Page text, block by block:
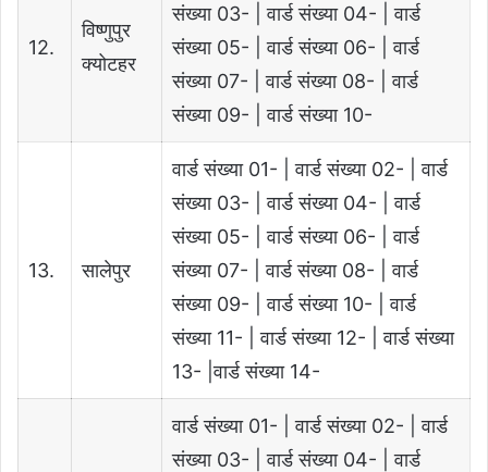
12.
विष्‍णुपुर
क्योटहर
संख्या 03- | वार्ड संख्या 04- | वार्ड
संख्या 05- | वार्ड संख्या 06- | वार्ड
संख्या 07- | वार्ड संख्या 08- | वार्ड
संख्या 09- | वार्ड संख्या 10-
13. सालेपुर
वार्ड संख्या 01- | वार्ड संख्या 02- | वार्ड
संख्या 03- | वार्ड संख्या 04- | वार्ड
संख्या 05- | वार्ड संख्या 06- | वार्ड
संख्या 07- | वार्ड संख्या 08- | वार्ड
संख्या 09- | वार्ड संख्या 10- | वार्ड
संख्या 11- | वार्ड संख्या 12- | वार्ड संख्या
13- |वार्ड संख्या 14-
वार्ड संख्या 01- | वार्ड संख्या 02- | वार्ड
संख्या 03- | वार्ड संख्या 04- | वार्ड